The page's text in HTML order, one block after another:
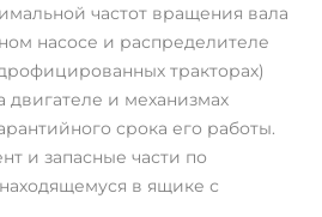
частот вращения вала
насосе и распределителе
тракторах)
двигателе и механизмах
срока его работы.
и запасные части по
в ящике с